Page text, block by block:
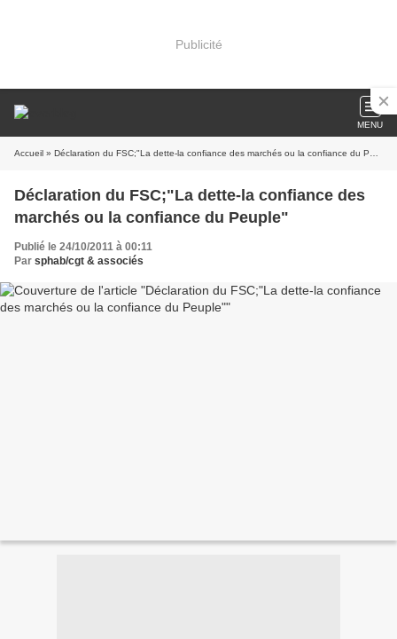
Publicité
MENU
Accueil » Déclaration du FSC;"La dette-la confiance des marchés ou la confiance du Peuple"
Déclaration du FSC;"La dette-la confiance des
marchés ou la confiance du Peuple"
Publié le 24/10/2011 à 00:11
Par sphab/cgt & associés